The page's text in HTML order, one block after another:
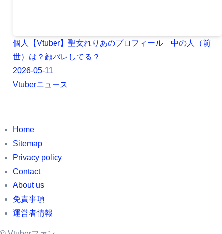
個人【Vtuber】聖女れりあのプロフィール！中の人（前
世）は？顔バレしてる？
2026-05-11
Vtuberニュース
Home
Sitemap
Privacy policy
Contact
About us
免責事項
運営者情報